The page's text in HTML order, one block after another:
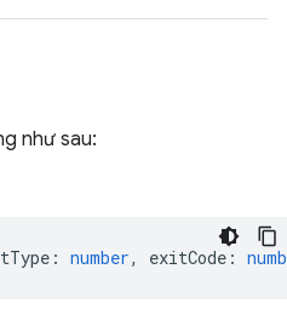
như sau:
: number, exitCode :